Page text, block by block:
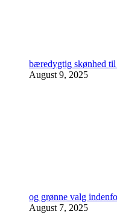
bæredygtig skønhed
August 9, 2025
og grønne valg
August 7, 2025